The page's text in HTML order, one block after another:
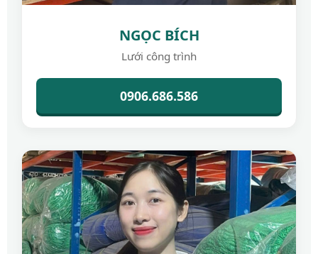
NGỌC BÍCH
Lưới công trình
0906.686.586